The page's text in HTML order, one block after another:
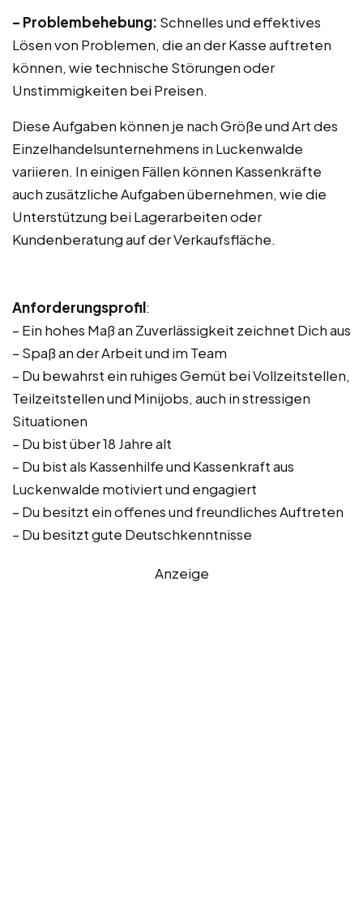
– Problembehebung: Schnelles und effektives
Lösen von Problemen, die an der Kasse auftreten
können, wie technische Störungen oder
Unstimmigkeiten bei Preisen.
Diese Aufgaben können je nach Größe und Art des
Einzelhandelsunternehmens in Luckenwalde
variieren. In einigen Fällen können Kassenkräfte
auch zusätzliche Aufgaben übernehmen, wie die
Unterstützung bei Lagerarbeiten oder
Kundenberatung auf der Verkaufsfläche.
Anforderungsprofil:
– Ein hohes Maß an Zuverlässigkeit zeichnet Dich aus
– Spaß an der Arbeit und im Team
– Du bewahrst ein ruhiges Gemüt bei Vollzeitstellen,
Teilzeitstellen und Minijobs, auch in stressigen
Situationen
– Du bist über 18 Jahre alt
– Du bist als Kassenhilfe und Kassenkraft aus
Luckenwalde motiviert und engagiert
– Du besitzt ein offenes und freundliches Auftreten
– Du besitzt gute Deutschkenntnisse
Anzeige